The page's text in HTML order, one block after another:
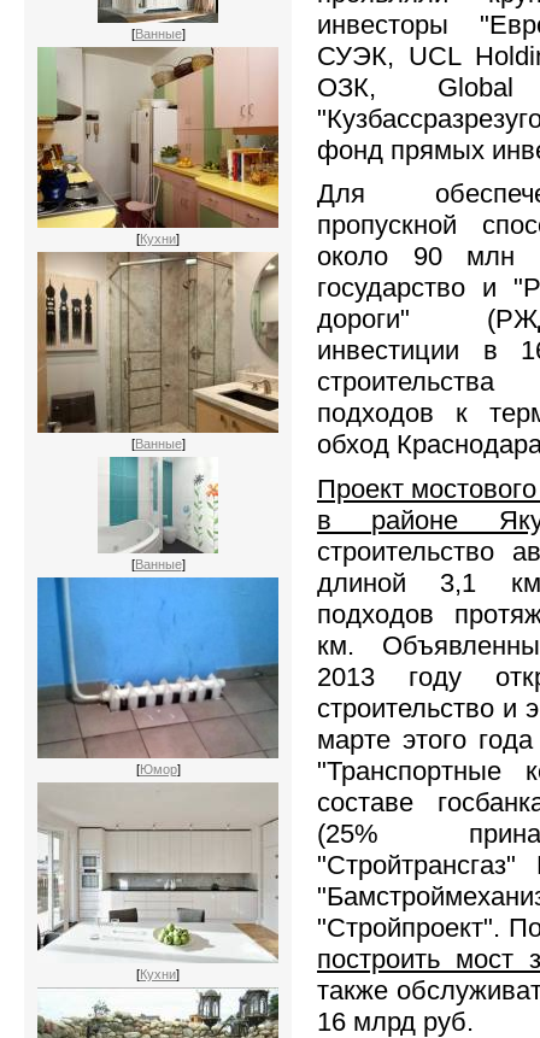
[Ванные]
[Кухни]
[Ванные]
[Ванные]
[Юмор]
[Кухни]
инвесторы
СУЭК, UCL
ОЗК, Global
фонд прямых
Для
пропускной
около 90 млн
государство и
дороги"
инвестиции в
подходов к
обход
Проект
в районе
строительство
длиной 3,1
подходов
км.
2013 году
строительство и
марте этого
"Транспортные
составе
(25%
"Стройпроект".
построить
также
16 млрд руб.